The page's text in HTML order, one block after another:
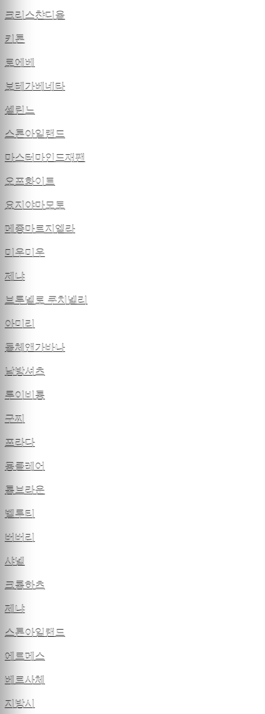
크리스챤디올
키톤
로에베
보테가베네타
셀린느
스톤아일랜드
마스터마인드재팬
오프화이트
요지야마모토
메종마르지엘라
미우미우
제냐
브루넬로 쿠치넬리
아미리
돌체앤가바나
남방셔츠
루이비통
구찌
프라다
몽클레어
톰브라운
벨루티
버버리
샤넬
크롬하츠
제냐
스톤아일랜드
에르메스
베르사체
지방시